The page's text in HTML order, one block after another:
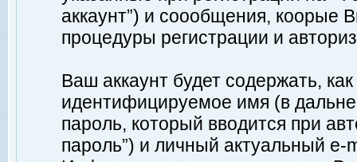
аккаунт”) и соообщения, коорые
процедуры регистрации и
Ваш аккаунт будет содержать,
идентифицируемое имя (в
пароль, который вводится при
пароль”) и личный актуальный